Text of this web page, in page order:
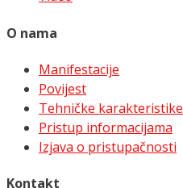
O nama
Manifestacije
Povijest
Tehničke karakteristike
Pristup informacijama
Izjava o pristupačnosti
Kontakt